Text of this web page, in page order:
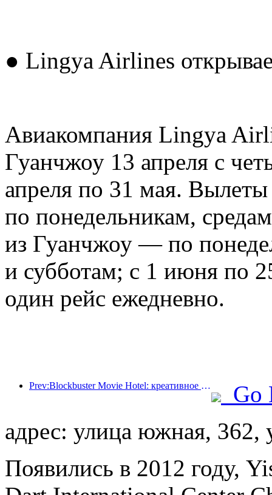
● Lingya Airlines
Авиакомпания Lingya
Гуанчжоу 13 апреля с
апреля по 31 мая. Вылеты
по понедельникам,
из Гуанчжоу — по
и субботам; с 1 июня по
один рейс ежедневно.
Prev:Blockbuster Movie Hotel: креативное сочетание кинокультуры и опыта проживания
Go
адрес: улица южная, 362,
Появились в 2012 году,